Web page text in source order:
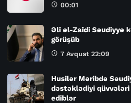
00:01
Əli əl-Zaidi Səudiyyə
görüşüb
7 Avqust 22:09
Husilər Məribdə
dəstəklədiyi qüvvələri
ediblər